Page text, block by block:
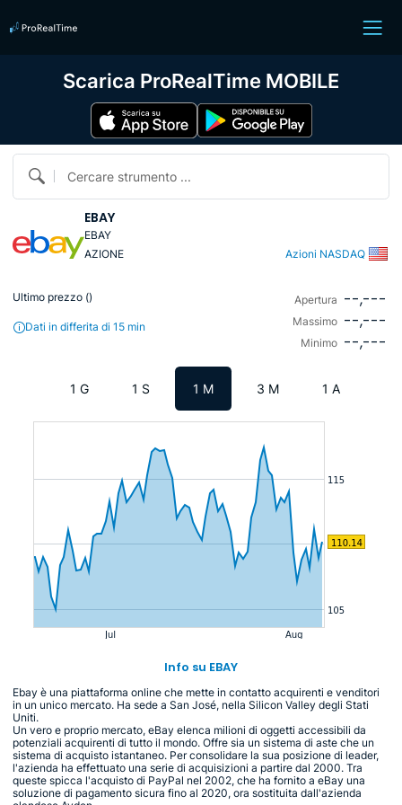
Cercare strumento ...
EBAY
EBAY
AZIONE
Azioni NASDAQ
Ultimo prezzo ()
Dati in differita di 15 min
Apertura --,---
Massimo --,---
Minimo --,---
1 G 1 S 1 M 3 M 1 A
Info su EBAY
Ebay è una piattaforma online che mette in contatto acquirenti e venditori
in un unico mercato. Ha sede a San José, nella Silicon Valley degli Stati
Uniti.
Un vero e proprio mercato, eBay elenca milioni di oggetti accessibili da
potenziali acquirenti di tutto il mondo. Offre sia un sistema di aste che un
sistema di acquisto istantaneo. Per consolidare la sua posizione di leader,
l'azienda ha effettuato una serie di acquisizioni a partire dal 2000. Tra
queste spicca l'acquisto di PayPal nel 2002, che ha fornito a eBay una
soluzione di pagamento sicura fino al 2020, ora sostituita dall'azienda
Scarica ProRealTime MOBILE